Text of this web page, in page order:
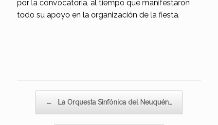
por la convocatoria, al tiempo que manifestaron
todo su apoyo en la organización de la fiesta.
← La Orquesta Sinfónica del Neuquén…